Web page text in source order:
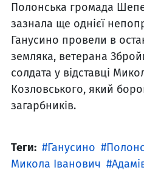
Полонська громада
зазнала ще однієї
Ганусино провели в
земляка, ветерана
солдата у відставці
Козловського, який
загарбників.
Теги: Ганусино
Микола Іванович